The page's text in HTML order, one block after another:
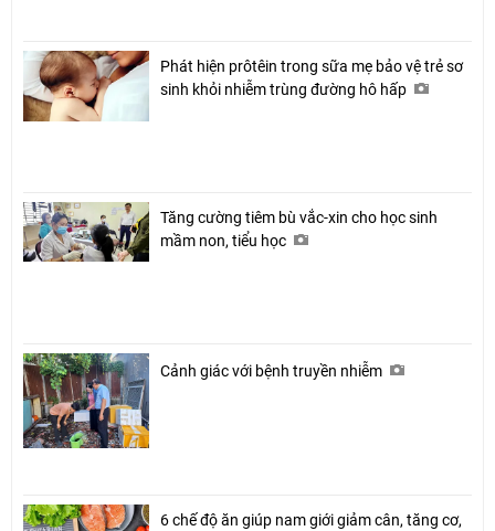
Chia sẻ
Facebook
Phát hiện prôtêin trong sữa mẹ bảo vệ trẻ sơ
sinh khỏi nhiễm trùng đường hô hấp
Tăng cường tiêm bù vắc-xin cho học sinh
mầm non, tiểu học
Cảnh giác với bệnh truyền nhiễm
6 chế độ ăn giúp nam giới giảm cân, tăng cơ,